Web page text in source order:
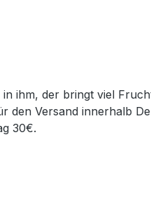
den Versand innerhalb
30€.